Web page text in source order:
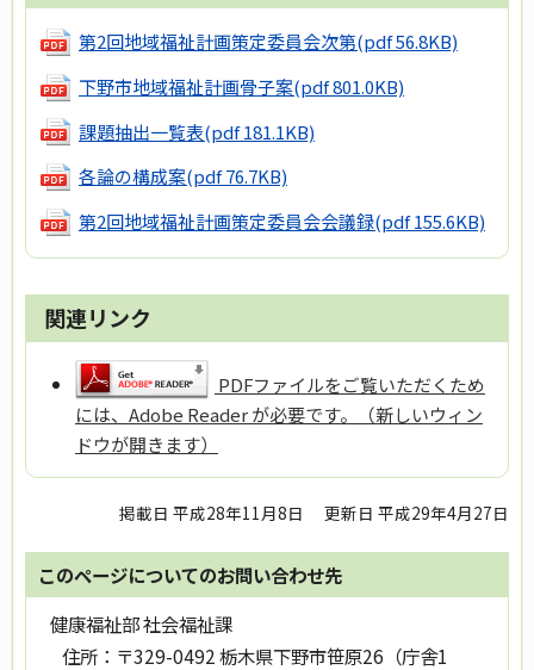
第2回地域福祉計画策定委員会次第(pdf 56.8KB)
下野市地域福祉計画骨子案(pdf 801.0KB)
課題抽出一覧表(pdf 181.1KB)
各論の構成案(pdf 76.7KB)
第2回地域福祉計画策定委員会会議録(pdf 155.6KB)
関連リンク
PDFファイルをご覧いただくため
には、Adobe Reader が必要です。（新しいウィン
ドウが開きます）
掲載日 平成28年11月8日 更新日 平成29年4月27日
このページについてのお問い合わせ先
健康福祉部 社会福祉課
住所： 〒329-0492 栃木県下野市笹原26（庁舎1